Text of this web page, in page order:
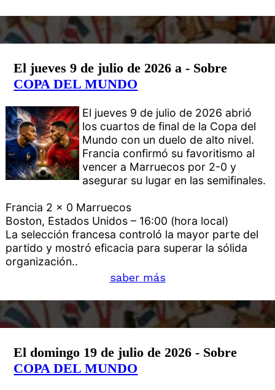
El jueves 9 de julio de 2026 a - Sobre
COPA DEL MUNDO
El jueves 9 de julio de 2026 abrió
los cuartos de final de la Copa del
Mundo con un duelo de alto nivel.
Francia confirmó su favoritismo al
vencer a Marruecos por 2-0 y
asegurar su lugar en las semifinales.
Francia 2 x 0 Marruecos
Boston, Estados Unidos – 16:00 (hora local)
La selección francesa controló la mayor parte del
partido y mostró eficacia para superar la sólida
organización..
saber más
El domingo 19 de julio de 2026 - Sobre
COPA DEL MUNDO